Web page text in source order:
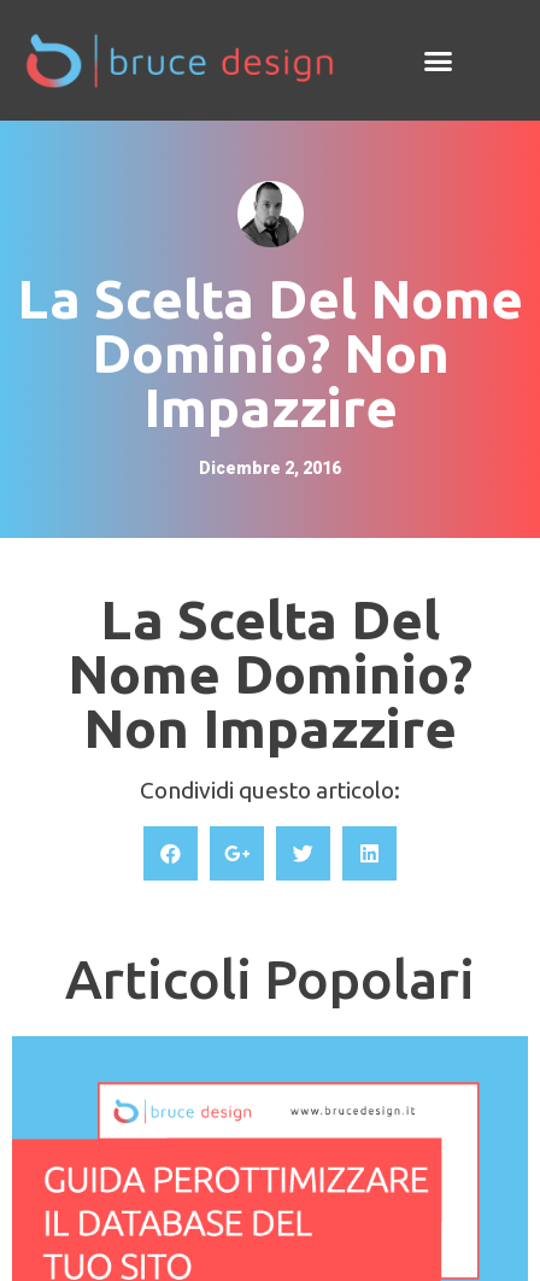
La Scelta Del Nome
Dominio? Non
Impazzire
Dicembre 2, 2016
La Scelta Del
Nome Dominio?
Non Impazzire
Condividi questo articolo:
Articoli Popolari